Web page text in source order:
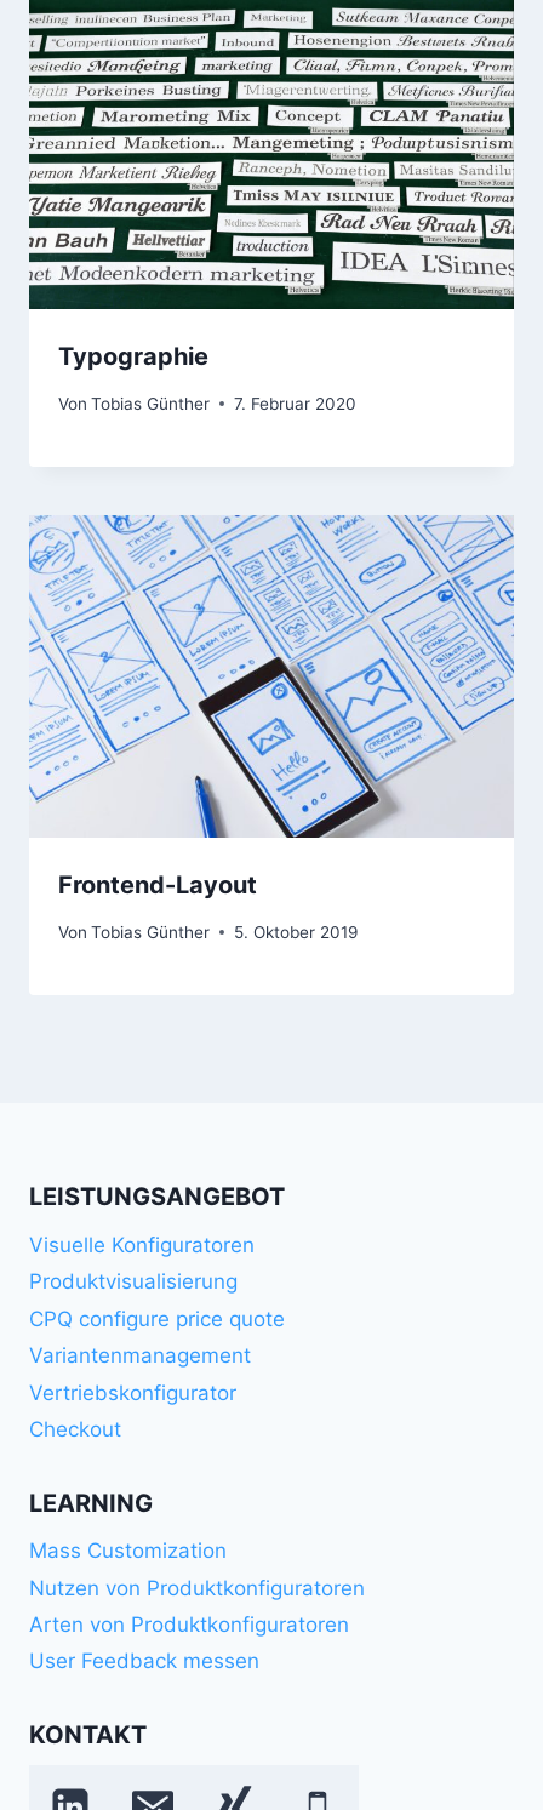
Typographie
Von Tobias Günther 7. Februar 2020
Frontend-Layout
Von Tobias Günther 5. Oktober 2019
LEISTUNGSANGEBOT
Visuelle Konfiguratoren
Produktvisualisierung
CPQ configure price quote
Variantenmanagement
Vertriebskonfigurator
Checkout
LEARNING
Mass Customization
Nutzen von Produktkonfiguratoren
Arten von Produktkonfiguratoren
User Feedback messen
KONTAKT